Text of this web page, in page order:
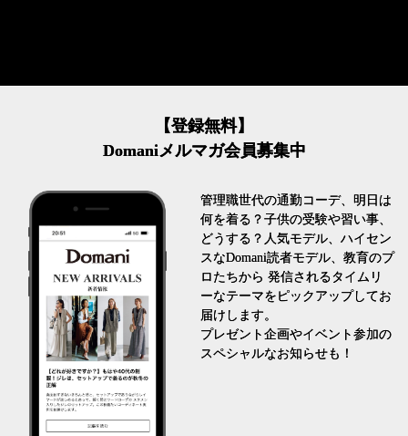
【登録無料】
Domaniメルマガ会員募集中
管理職世代の通勤コーデ、明日は
何を着る？子供の受験や習い事、
どうする？人気モデル、ハイセン
スなDomani読者モデル、教育のプ
ロたちから 発信されるタイムリ
ーなテーマをピックアップしてお
届けします。
プレゼント企画やイベント参加の
スペシャルなお知らせも！